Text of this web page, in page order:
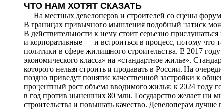
ЧТО НАМ ХОТЯТ СКАЗАТЬ
На местных девелоперов и строителей со сцены
В границах привычного мышления подобный натиск
В действительности к нему стоит серьезно
и корпоративные — и встроиться в процесс, потому что
политики в сфере жилищного строительства. В 2017
экономического класса» на «стандартное жилье».
которого нельзя строить и продавать в России. На
поздно приведут понятие качественной застройки к
процентный рост объема вводимого жилья: к 2024 году
в год против нынешних 80 млн. Государство желает ни
строительства и повышать качество. Девелоперам